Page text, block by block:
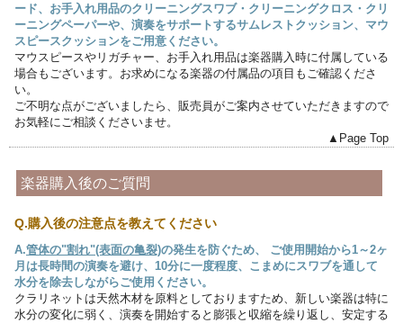
ード、お手入れ用品のクリーニングスワブ・クリーニングクロス・クリ
ーニングペーパーや、演奏をサポートするサムレストクッション、マウ
スピースクッションをご用意ください。
マウスピースやリガチャー、お手入れ用品は楽器購入時に付属している
場合もございます。お求めになる楽器の付属品の項目もご確認くださ
い。
ご不明な点がございましたら、販売員がご案内させていただきますので
お気軽にご相談くださいませ。
▲Page Top
楽器購入後のご質問
Q.購入後の注意点を教えてください
A.管体の"割れ"(表面の亀裂)の発生を防ぐため、 ご使用開始から1～2ヶ
月は長時間の演奏を避け、10分に一度程度、こまめにスワブを通して
水分を除去しながらご使用ください。
クラリネットは天然木材を原料としておりますため、新しい楽器は特に
水分の変化に弱く、演奏を開始すると膨張と収縮を繰り返し、安定する